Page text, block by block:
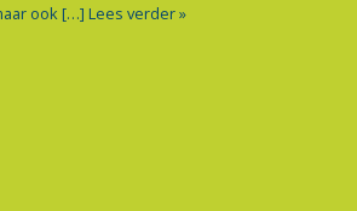
ook […] Lees verder »